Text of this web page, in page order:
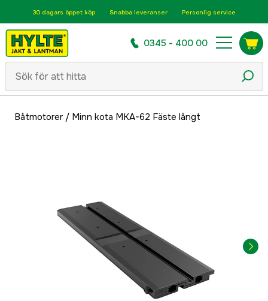
30 dagars öppet köp Snabba leveranser Personlig service
0345 - 400 00
Båtmotorer/ Minn kota MKA-62 Fäste långt